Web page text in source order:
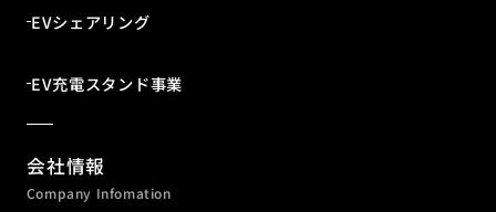
EVシェアリング
EV充電スタンド事業
会社情報
Company Infomation